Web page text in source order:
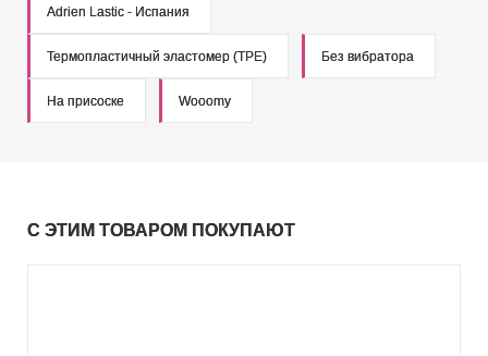
Adrien Lastic - Испания
Термопластичный эластомер (TPE) Без вибратора
На присоске Wooomy
С ЭТИМ ТОВАРОМ ПОКУПАЮТ